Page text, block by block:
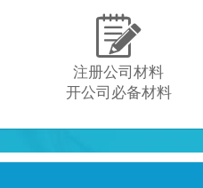

注册公司材料
开公司必备材料